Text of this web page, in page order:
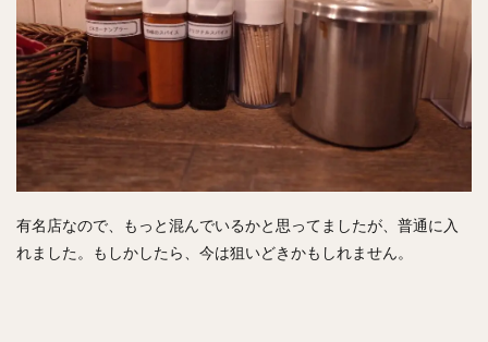
有名店なので、もっと混んでいるかと思ってましたが、普通に入
れました。もしかしたら、今は狙いどきかもしれません。